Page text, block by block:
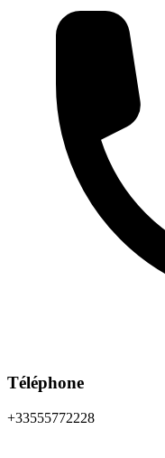
Téléphone
+33555772228